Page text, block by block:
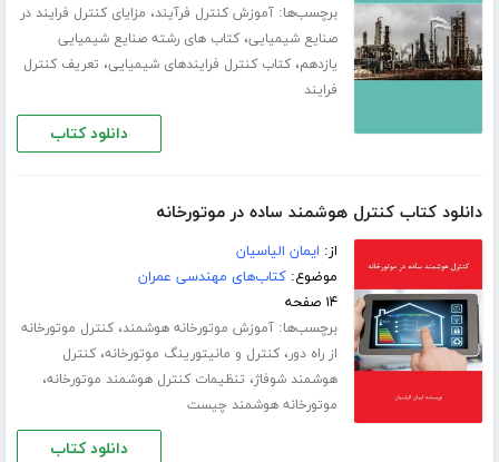
برچسب‌ها:آموزش کنترل فرآیند، مزایای کنترل فرایند در
صنایع شیمیایی،کتاب های رشته صنایع شیمیایی
یازدهم،کتاب کنترل فرایندهای شیمیایی، تعریف کنترل
فرایند
دانلود کتاب
دانلود کتاب کنترل هوشمند ساده در موتورخانه
از: ایمان الیاسیان
موضوع:کتاب‌های مهندسی عمران
۱۴ صفحه
برچسب‌ها:آموزش موتورخانه هوشمند،کنترل موتورخانه
از راه دور،کنترل و مانیتورینگ موتورخانه،کنترل
هوشمند شوفاژ، تنظیمات کنترل هوشمند موتورخانه،
موتورخانه هوشمند چیست
دانلود کتاب